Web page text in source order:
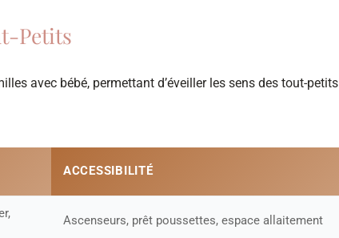
Petits
avec bébé, permettant d’éveiller les sens des tout-petits
ACCESSIBILITÉ
Ascenseurs, prêt poussettes, espace allaitement